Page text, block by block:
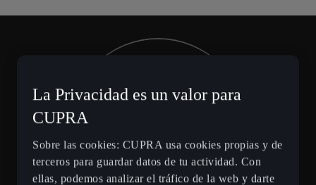
Autonomía aproximada
con una sola carga
La Privacidad es un valor para
CUPRA
Sobre las cookies: CUPRA usa cookies propias y de
terceros para guardar datos de tu actividad. Con
ellas, podemos analizar el tráfico de la web y darte